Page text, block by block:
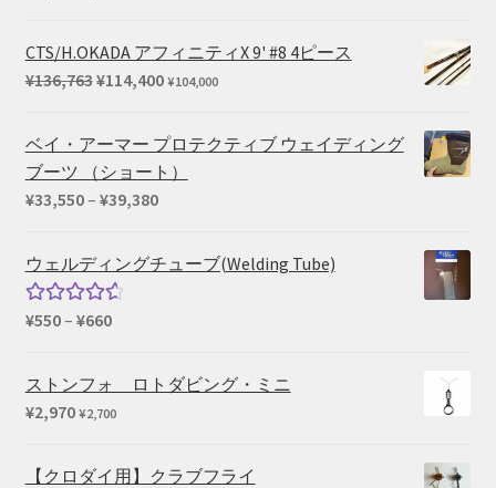
CTS/H.OKADA アフィニティX 9' #8 4ピース
¥136,763元
価
格
は
¥136,763
し
た。
¥114,400現
の
価
格
で
¥104,000
ベイ・アーマー プロテクティブ ウェイディング
ブーツ （ショート）
¥33,550– ¥39,380価
帯:
ウェルディングチューブ(Welding Tube)
5段階中
¥550– ¥660価
ストンフォ ロトダビング・ミニ
¥2,970 ¥2,700
【クロダイ用】クラブフライ